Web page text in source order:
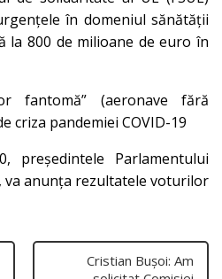
în domeniul sănătăţii
la 800 de milioane de euro în
fantomă” (aeronave fără
criza pandemiei COVID-19
preşedintele Parlamentului
va anunţa rezultatele voturilor
Cristian Bușoi: Am